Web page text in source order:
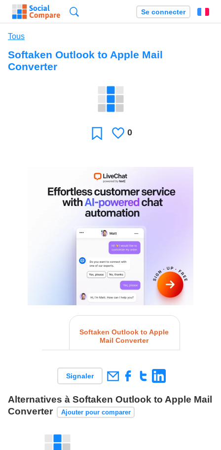
Se connecter
Tous
Softaken Outlook to Apple Mail
Converter
Favori J'aime
0
Softaken Outlook to Apple
Mail Converter
Signaler
Alternatives à Softaken Outlook to Apple Mail
Converter
Ajouter pour comparer